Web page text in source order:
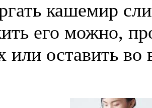
кашемир
его можно,
или оставить